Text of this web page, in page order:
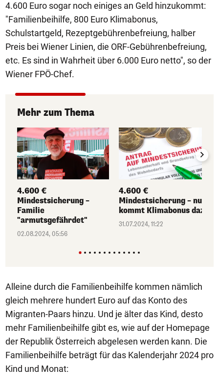
4.600 Euro sogar noch einiges an Geld hinzukommt:
"Familienbeihilfe, 800 Euro Klimabonus,
Schulstartgeld, Rezeptgebührenbefreiung, halber
Preis bei Wiener Linien, die ORF-Gebührenbefreiung,
etc. Es sind in Wahrheit über 6.000 Euro netto", so der
Wiener FPÖ-Chef.
Mehr zum Thema
4.600 €
Mindestsicherung –
Familie
"armutsgefährdet"
02.08.2024, 05:56
4.600 €
Mindestsicherung – nun
kommt Klimabonus dazu
31.07.2024, 11:22
Alleine durch die Familienbeihilfe kommen nämlich
gleich mehrere hundert Euro auf das Konto des
Migranten-Paars hinzu. Und je älter das Kind, desto
mehr Familienbeihilfe gibt es, wie auf der Homepage
der Republik Österreich abgelesen werden kann. Die
Familienbeihilfe beträgt für das Kalenderjahr 2024 pro
Kind und Monat: